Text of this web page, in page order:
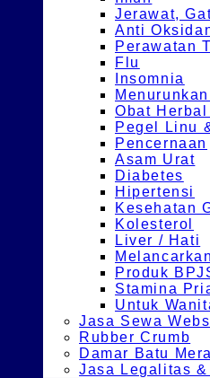
Jerawat,
Anti
Perawatan
Flu
Insomnia
Obat
Pegel Linu
Pencernaan
Asam Urat
Diabetes
Hipertensi
Kesehatan
Kolesterol
Liver / Hati
Produk
Stamina
Untuk
Jasa Sewa
Rubber Crumb
Damar Batu
Jasa Legalitas &